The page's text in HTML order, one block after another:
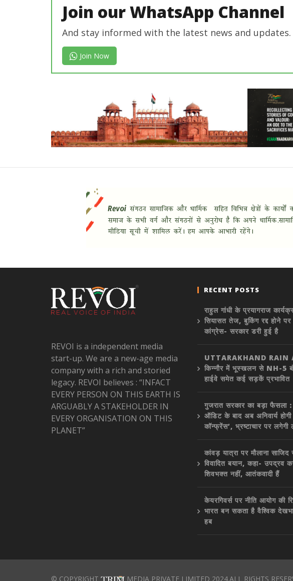
Join our WhatsApp Channel
And stay informed with the latest news and updates.
Join Now
REVOI is a independent media
start-up. We are a new-age media
company with a rich and storied
legacy. REVOI believes : “INFACT
EVERY PERSON ON THIS EARTH IS
ARGUABLY A STAKEHOLDER IN
EVERY ORGANISATION ON THIS
PLANET”
RECENT POSTS
राहुल गांधी के प्रयागराज
सियासत तेज, बुकिंग रद्द होने पर
कांग्रेस- सरकार डरी हुई है
UTTARAKHAND RAIN
किन्नौर में भूस्खलन से NH-5
हाईवे समेत कई सड़कें प्रभावित
गुजरात सरकार का बड़ा फैसला
ऑडिट के बाद अब अनिवार्य होगी
कॉन्फ्रेंस’, भ्रष्टाचार पर लगेगी
कांवड़ यात्रा पर मौलाना साजिद
विवादित बयान, कहा- उपद्रव
शिवभक्त नहीं, आतंकवादी हैं
केयरगिवर्स पर नीति आयोग की
भारत बन सकता है वैश्विक
हब
© COPYRIGHT MEDIA PRIVATE LIMITED 2024.ALL RIGHTS